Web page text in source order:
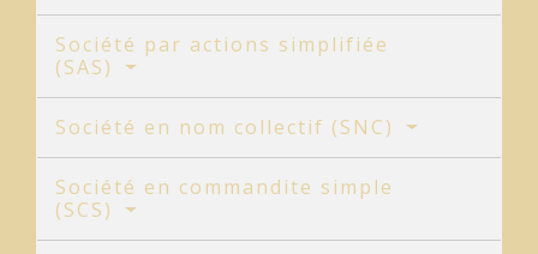
Société par actions simplifiée
(SAS)
Société en nom collectif (SNC)
Société en commandite simple
(SCS)